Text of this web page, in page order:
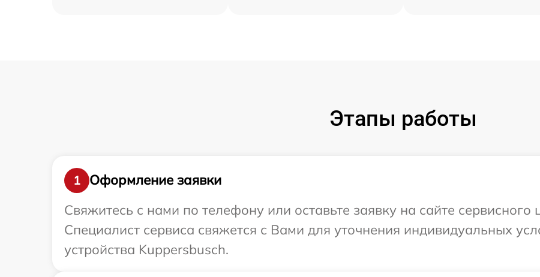
Этапы работы
1
Оформление заявки
Свяжитесь с нами по телефону или оставьте заявку на сайте сервисного
Специалист сервиса свяжется с Вами для уточнения индивидуальных
устройства Kuppersbusch.